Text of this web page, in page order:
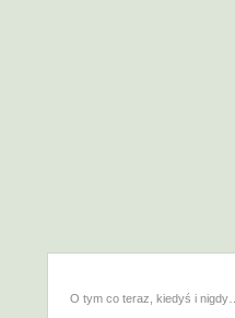
O tym co teraz, kiedyś i nigdy…